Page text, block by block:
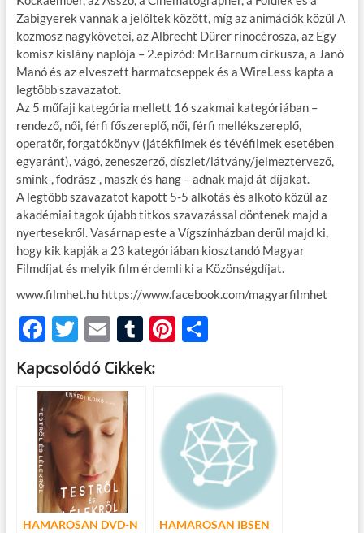
Zabigyerek vannak a jelöltek között, míg az animációk közül A
kozmosz nagykövetei, az Albrecht Dürer rinocérosza, az Egy
komisz kislány naplója – 2.epizód: Mr.Barnum cirkusza, a Janó
Manó és az elveszett harmatcseppek és a WireLess kapta a
legtöbb szavazatot.
Az 5 műfaji kategória mellett 16 szakmai kategóriában –
rendező, női, férfi főszereplő, női, férfi mellékszereplő,
operatőr, forgatókönyv (játékfilmek és tévéfilmek esetében
egyaránt), vágó, zeneszerző, díszlet/látvány/jelmeztervező,
smink-, fodrász-, maszk és hang – adnak majd át díjakat.
A legtöbb szavazatot kapott 5-5 alkotás és alkotó közül az
akadémiai tagok újabb titkos szavazással döntenek majd a
nyertesekről. Vasárnap este a Vígszínházban derül majd ki,
hogy kik kapják a 23 kategóriában kiosztandó Magyar
Filmdíjat és melyik film érdemli ki a Közönségdíjat.
www.filmhet.hu https://www.facebook.com/magyarfilmhet
F
ac
e
b
o
o
k
T
w
itt
er
E
m
ail
T
u
m
Pi
es
O
m
e
g
Kapcsolódó Cikkek:
HAMAROSAN DVD-N
HAMAROSAN IBSEN